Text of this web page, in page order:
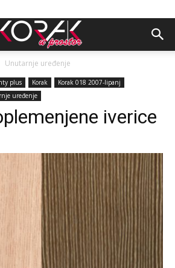
Unutarnje uređenje
plus Korak
Korak 018 2007-lipanj
uređenje
iverice